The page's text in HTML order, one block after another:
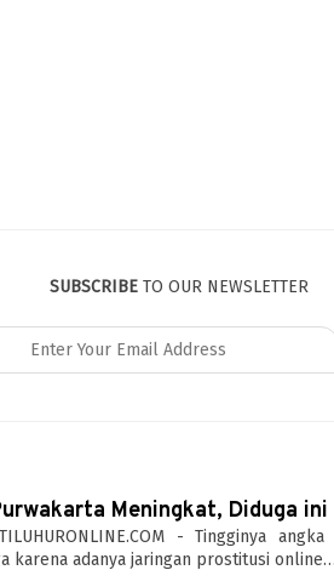
SUBSCRIBETO OUR NEWSLETTER
Meningkat, Diduga ini
- Tingginya
karena adanya jaringan prostitusi online…